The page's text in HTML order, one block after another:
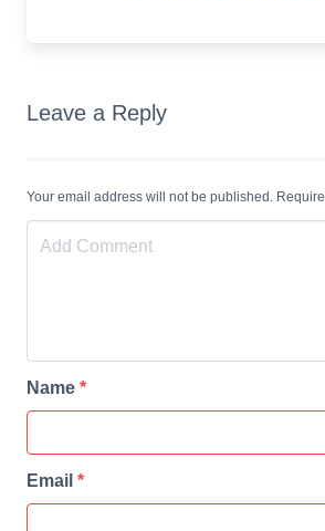
Leave a Reply
Your email address will not be published.
Name *
Email *